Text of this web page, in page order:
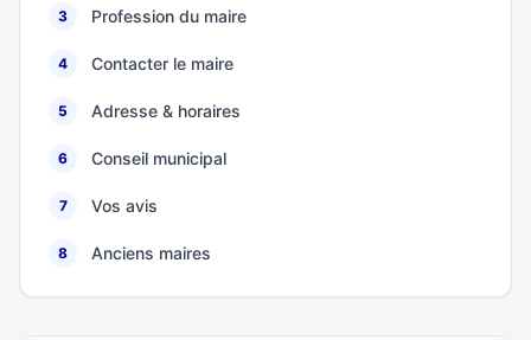
3 Profession du maire
4 Contacter le maire
5 Adresse & horaires
6 Conseil municipal
7 Vos avis
8 Anciens maires